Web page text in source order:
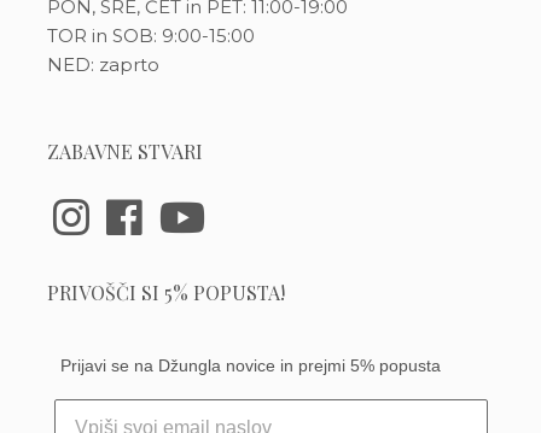
PON, SRE, ČET in PET: 11:00-19:00
TOR in SOB: 9:00-15:00
NED: zaprto
ZABAVNE STVARI
PRIVOŠČI SI 5% POPUSTA!
Prijavi se na Džungla novice in prejmi 5% popusta